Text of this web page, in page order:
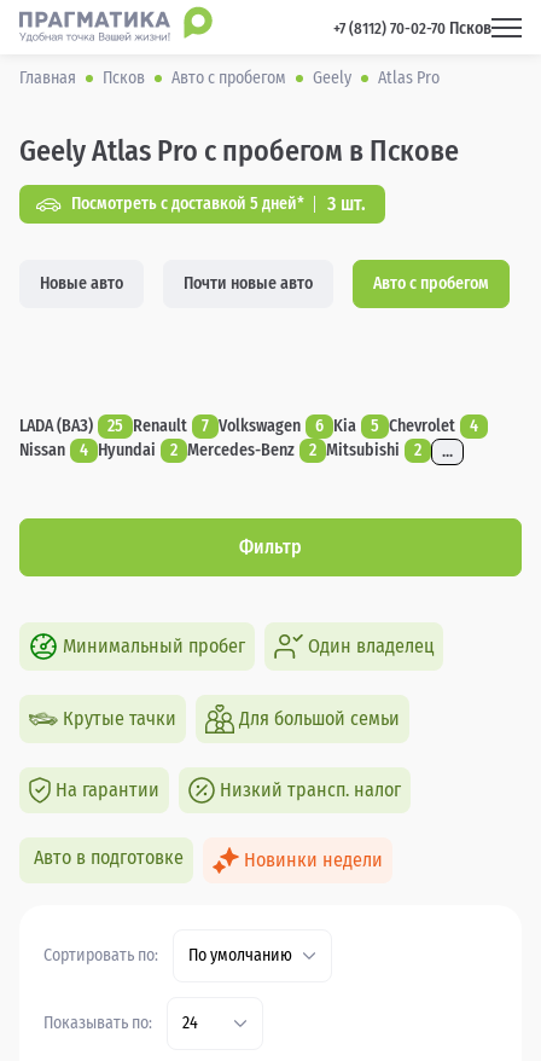
+7 (8112) 70-02-70 Псков
Главная Псков Авто с пробегом Geely Atlas Pro
Geely Atlas Pro с пробегом в Пскове
Посмотреть с доставкой 5 дней* 3 шт.
Новые авто Почти новые авто Авто с пробегом
LADA (ВАЗ) 25 Renault 7 Volkswagen 6 Kia 5 Chevrolet
4
Nissan
4 Hyundai 2 Mercedes-Benz 2 Mitsubishi 2 ...
Фильтр
Минимальный пробег Один владелец
Крутые тачки Для большой семьи
На гарантии Низкий трансп. налог
Авто в подготовке Новинки недели
Сортировать по: По умолчанию
Показывать по: 24